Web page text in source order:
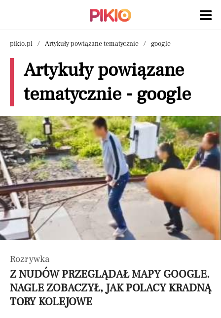
pikio.pl Artykuły powiązane tematycznie google
Artykuły powiązane
tematycznie - google
Rozrywka
Z NUDÓW PRZEGLĄDAŁ MAPY GOOGLE.
NAGLE ZOBACZYŁ, JAK POLACY KRADNĄ
TORY KOLEJOWE